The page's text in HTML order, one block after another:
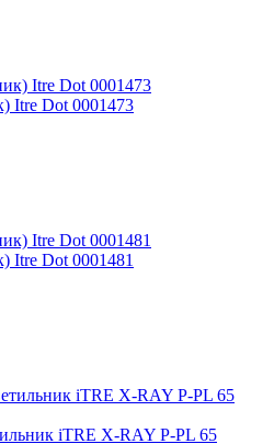
Itre Dot 0001473
Itre Dot 0001481
iTRE X-RAY P-PL 65